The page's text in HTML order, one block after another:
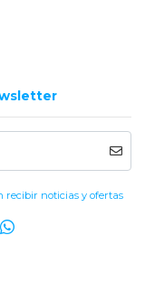
recibir noticias y ofertas